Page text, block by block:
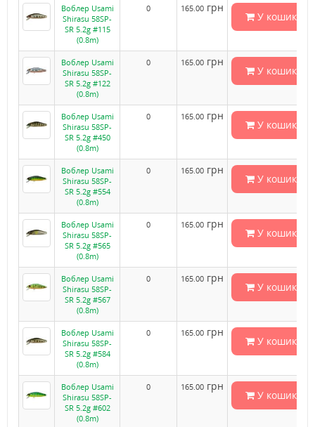
Воблер Usami
Shirasu 58SP-
SR 5.2g #115
(0.8m)
0 165.00 грн
У кошик
Воблер Usami
Shirasu 58SP-
SR 5.2g #122
(0.8m)
0 165.00 грн
У кошик
Воблер Usami
Shirasu 58SP-
SR 5.2g #450
(0.8m)
0 165.00 грн
У кошик
Воблер Usami
Shirasu 58SP-
SR 5.2g #554
(0.8m)
0 165.00 грн
У кошик
Воблер Usami
Shirasu 58SP-
SR 5.2g #565
(0.8m)
0 165.00 грн
У кошик
Воблер Usami
Shirasu 58SP-
SR 5.2g #567
(0.8m)
0 165.00 грн
У кошик
Воблер Usami
Shirasu 58SP-
SR 5.2g #584
(0.8m)
0 165.00 грн
У кошик
Воблер Usami
Shirasu 58SP-
SR 5.2g #602
(0.8m)
0 165.00 грн
У кошик